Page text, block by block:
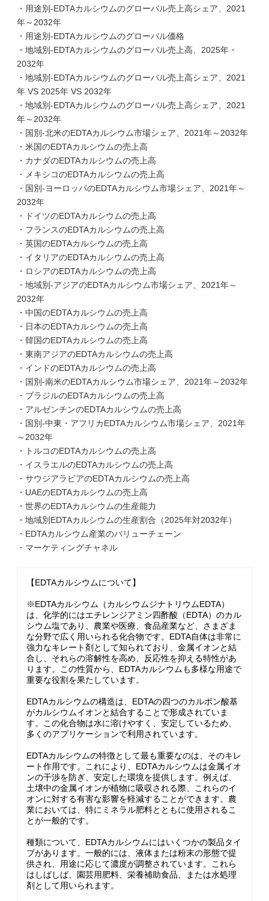
・用途別-EDTAカルシウムのグローバル売上高シェア、2021
年～2032年
・用途別-EDTAカルシウムのグローバル価格
・地域別-EDTAカルシウムのグローバル売上高、2025年・
2032年
・地域別-EDTAカルシウムのグローバル売上高シェア、2021
年 VS 2025年 VS 2032年
・地域別-EDTAカルシウムのグローバル売上高シェア、2021
年～2032年
・国別-北米のEDTAカルシウム市場シェア、2021年～2032年
・米国のEDTAカルシウムの売上高
・カナダのEDTAカルシウムの売上高
・メキシコのEDTAカルシウムの売上高
・国別-ヨーロッパのEDTAカルシウム市場シェア、2021年～
2032年
・ドイツのEDTAカルシウムの売上高
・フランスのEDTAカルシウムの売上高
・英国のEDTAカルシウムの売上高
・イタリアのEDTAカルシウムの売上高
・ロシアのEDTAカルシウムの売上高
・地域別-アジアのEDTAカルシウム市場シェア、2021年～
2032年
・中国のEDTAカルシウムの売上高
・日本のEDTAカルシウムの売上高
・韓国のEDTAカルシウムの売上高
・東南アジアのEDTAカルシウムの売上高
・インドのEDTAカルシウムの売上高
・国別-南米のEDTAカルシウム市場シェア、2021年～2032年
・ブラジルのEDTAカルシウムの売上高
・アルゼンチンのEDTAカルシウムの売上高
・国別-中東・アフリカEDTAカルシウム市場シェア、2021年
～2032年
・トルコのEDTAカルシウムの売上高
・イスラエルのEDTAカルシウムの売上高
・サウジアラビアのEDTAカルシウムの売上高
・UAEのEDTAカルシウムの売上高
・世界のEDTAカルシウムの生産能力
・地域別EDTAカルシウムの生産割合（2025年対2032年）
・EDTAカルシウム産業のバリューチェーン
・マーケティングチャネル
【EDTAカルシウムについて】
※EDTAカルシウム（カルシウムジナトリウムEDTA）
は、化学的にはエチレンジアミン四酢酸（EDTA）のカル
シウム塩であり、農業や医療、食品産業など、さまざま
な分野で広く用いられる化合物です。EDTA自体は非常に
強力なキレート剤として知られており、金属イオンと結
合し、それらの溶解性を高め、反応性を抑える特性があ
ります。この性質から、EDTAカルシウムも多様な用途で
重要な役割を果たしています。
EDTAカルシウムの構造は、EDTAの四つのカルボン酸基
がカルシウムイオンと結合することで形成されていま
す。この化合物は水に溶けやすく、安定しているため、
多くのアプリケーションで利用されています。
EDTAカルシウムの特徴として最も重要なのは、そのキレ
ート作用です。これにより、EDTAカルシウムは金属イオ
ンの干渉を防ぎ、安定した環境を提供します。例えば、
土壌中の金属イオンが植物に吸収される際、これらのイ
オンに対する有害な影響を軽減することができます。農
業においては、特にミネラル肥料とともに使用されるこ
とが一般的です。
種類について、EDTAカルシウムにはいくつかの製品タイ
プがあります。一般的には、液体または粉末の形態で提
供され、用途に応じて濃度が調整されています。これら
はしばしば、園芸用肥料、栄養補助食品、または水処理
剤として用いられます。